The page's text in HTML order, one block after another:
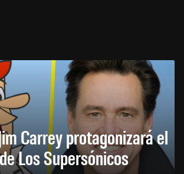
Carrey protagonizará el
Los Supersónicos